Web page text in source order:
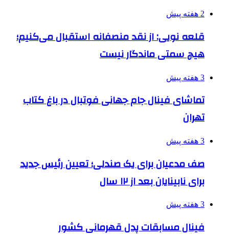
2 هفته پیش
قلعه نویی: از نقد منصفانه استقبال می‌کنیم؛
هیچ سمتی ماندگار نیست
3 هفته پیش
تماشای فینال جام جهانی فوتبال در باغ کتاب
تهران
3 هفته پیش
صف مدعیان برای یک صندلی؛ تعیین رئیس جدید
برای نابینایان بعد از ۱۲ سال
3 هفته پیش
فینال مسابقات پدل قهرمانی کشور